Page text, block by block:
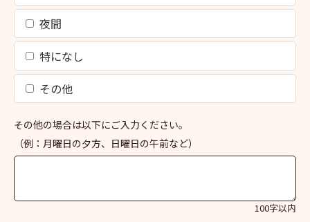
夜間
特になし
その他
その他の場合は以下にご入力ください。
（例：月曜日の夕方、日曜日の午前など）
100字以内